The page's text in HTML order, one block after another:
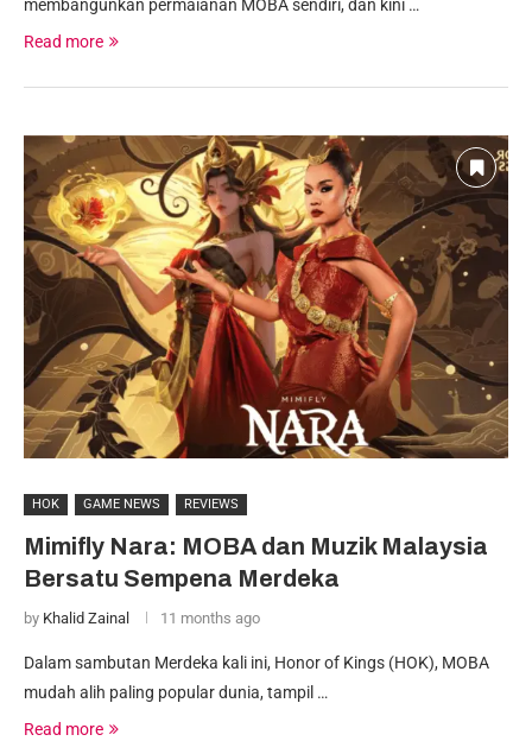
membangunkan permaianan MOBA sendiri, dan kini …
Read more
HOK GAME NEWS REVIEWS
Mimifly Nara: MOBA dan Muzik Malaysia
Bersatu Sempena Merdeka
by Khalid Zainal 11 months ago
Dalam sambutan Merdeka kali ini, Honor of Kings (HOK), MOBA
mudah alih paling popular dunia, tampil …
Read more